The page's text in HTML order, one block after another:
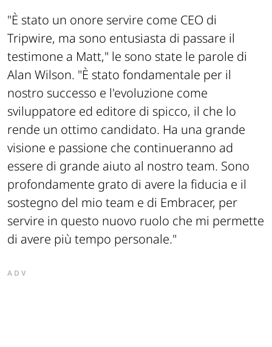
"È stato un onore servire come CEO di
Tripwire, ma sono entusiasta di passare il
testimone a Matt," le sono state le parole di
Alan Wilson. "È stato fondamentale per il
nostro successo e l'evoluzione come
sviluppatore ed editore di spicco, il che lo
rende un ottimo candidato. Ha una grande
visione e passione che continueranno ad
essere di grande aiuto al nostro team. Sono
profondamente grato di avere la fiducia e il
sostegno del mio team e di Embracer, per
servire in questo nuovo ruolo che mi permette
di avere più tempo personale."
ADV